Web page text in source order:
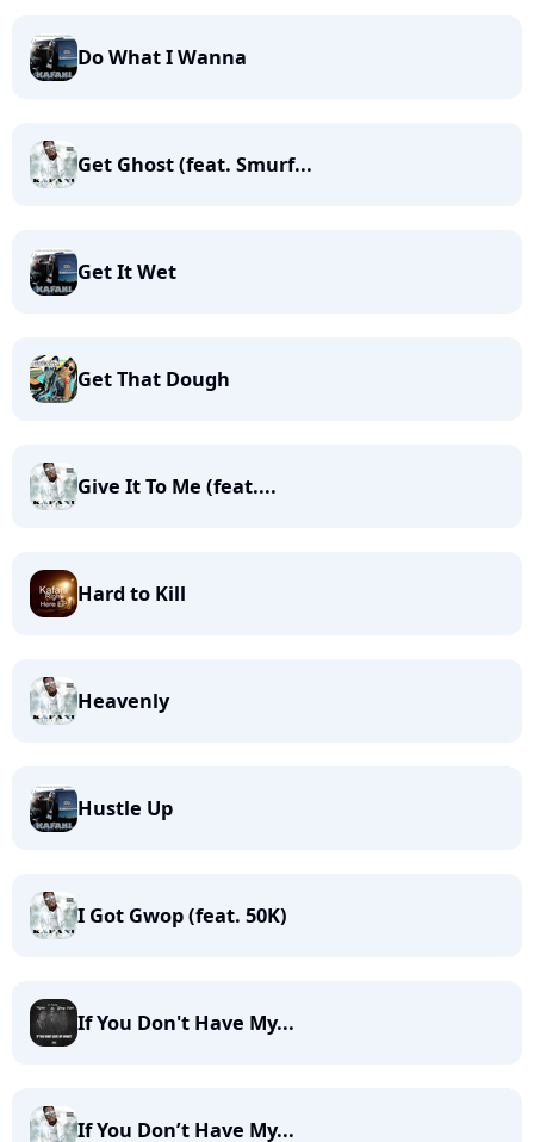
Do What I Wanna
Get Ghost (feat. Smurf...
Get It Wet
Get That Dough
Give It To Me (feat....
Hard to Kill
Heavenly
Hustle Up
I Got Gwop (feat. 50K)
If You Don't Have My...
If You Don’t Have My...